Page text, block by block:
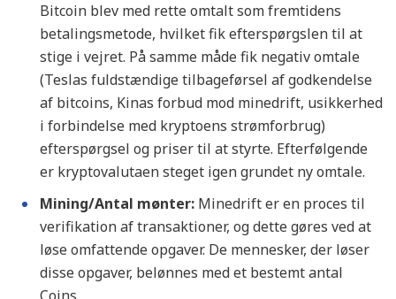
Bitcoin blev med rette omtalt som fremtidens
betalingsmetode, hvilket fik efterspørgslen til at
stige i vejret. På samme måde fik negativ omtale
(Teslas fuldstændige tilbageførsel af godkendelse
af bitcoins, Kinas forbud mod minedrift, usikkerhed
i forbindelse med kryptoens strømforbrug)
efterspørgsel og priser til at styrte. Efterfølgende
er kryptovalutaen steget igen grundet ny omtale.
Mining/Antal mønter: Minedrift er en proces til
verifikation af transaktioner, og dette gøres ved at
løse omfattende opgaver. De mennesker, der løser
disse opgaver, belønnes med et bestemt antal